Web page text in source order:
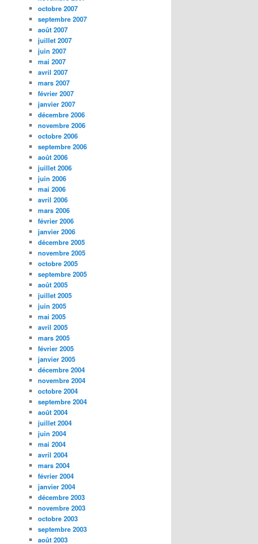
octobre 2007
septembre 2007
août 2007
juillet 2007
juin 2007
mai 2007
avril 2007
mars 2007
février 2007
janvier 2007
décembre 2006
novembre 2006
octobre 2006
septembre 2006
août 2006
juillet 2006
juin 2006
mai 2006
avril 2006
mars 2006
février 2006
janvier 2006
décembre 2005
novembre 2005
octobre 2005
septembre 2005
août 2005
juillet 2005
juin 2005
mai 2005
avril 2005
mars 2005
février 2005
janvier 2005
décembre 2004
novembre 2004
octobre 2004
septembre 2004
août 2004
juillet 2004
juin 2004
mai 2004
avril 2004
mars 2004
février 2004
janvier 2004
décembre 2003
novembre 2003
octobre 2003
septembre 2003
août 2003